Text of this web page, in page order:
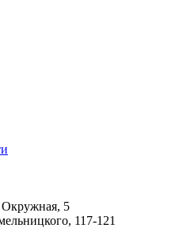
Окружная, 5
117-121